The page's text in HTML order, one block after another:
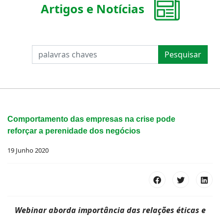
PESQUISAR Pesquisar
Artigos e Notícias
Comportamento das empresas na crise pode
reforçar a perenidade dos negócios
19 Junho 2020
Webinar aborda importância das relações éticas e